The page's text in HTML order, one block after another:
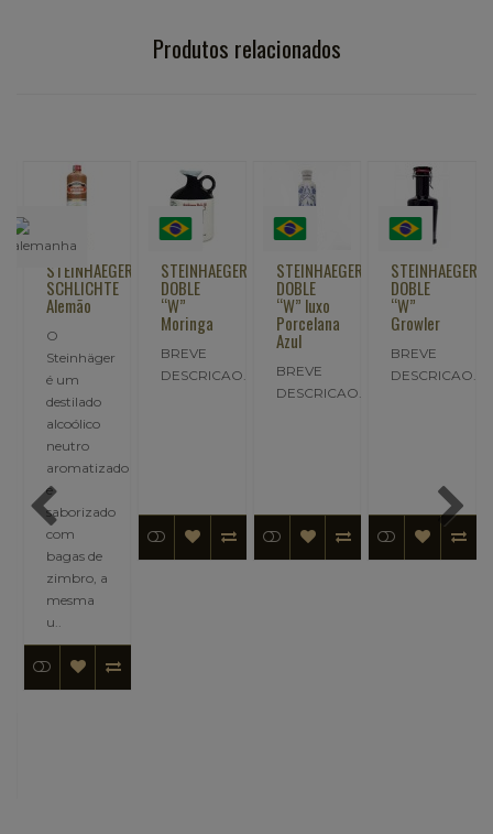
Produtos relacionados
STEINHAEGER
SCHLICHTE
Alemão
O
Steinhäger
é um
destilado
alcoólico
neutro
aromatizado
e
saborizado
com
bagas de
zimbro, a
mesma
u..
STEINHAEGER
DOBLE
“W”
Moringa
BREVE
DESCRICAO..
STEINHAEGER
DOBLE
“W” luxo
Porcelana
Azul
BREVE
DESCRICAO..
STEINHAEGER
DOBLE
“W”
Growler
BREVE
DESCRICAO..